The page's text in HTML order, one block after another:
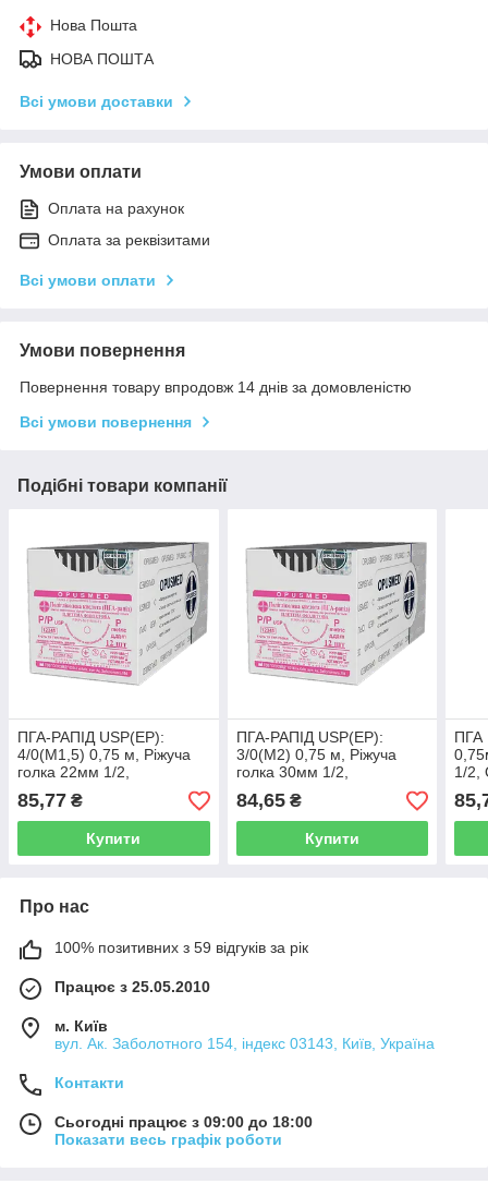
Нова Пошта
НОВА ПОШТА
Всі умови доставки
Умови оплати
Оплата на рахунок
Оплата за реквізитами
Всі умови оплати
Умови повернення
Повернення товару впродовж 14 днів за домовленістю
Всі умови повернення
Подібні товари компанії
ПГА-РАПІД USP(EP):
4/0(М1,5) 0,75 м, Ріжуча
голка 22мм 1/2,
OPUSMED®
(Полигликолевая кислота
ПГА-Рапід)
85,77 ₴
Купити
ПГА-РАПІД USP(EP):
3/0(М2) 0,75 м, Ріжуча
голка 30мм 1/2,
OPUSMED®
(Полигликолевая кислота
ПГА-Рапід)
84,65₴
Купити
ПГА
1/2,
ПГА)
Про нас
100% позитивних з 59 відгуків за рік
Працює з 25.05.2010
м. Київ
вул. Ак. Заболотного 154, індекс 03143, Київ, Україна
Контакти
Сьогодні працює з 09:00 до 18:00
Показати весь графік роботи